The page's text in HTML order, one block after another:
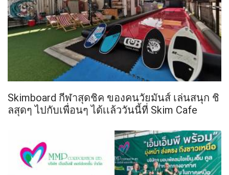
Skimboard กีฬาสุดชิค ของคนวัยมันส์ เล่นสนุก ชิ
ลสุดๆ ไปกับเพื่อนๆ ได้เเล้ววันนี้ที่ Skim Cafe